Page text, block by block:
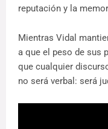
reputación y la
Mientras Vidal
a que el peso de sus
que cualquier
no será verbal: será